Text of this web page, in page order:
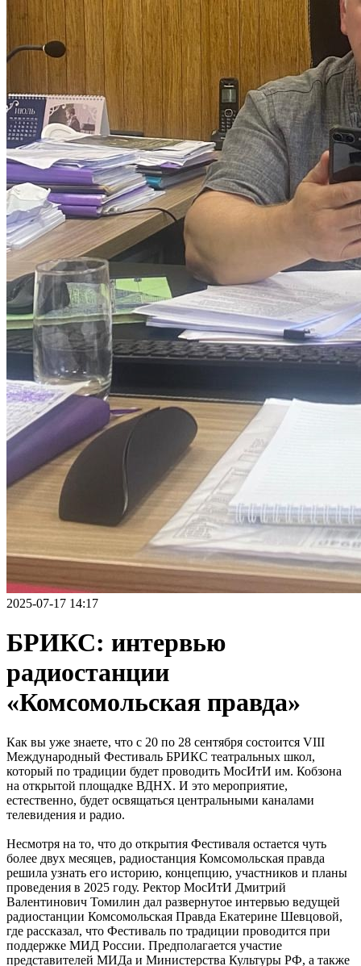
2025-07-17 14:17
БРИКС: интервью
радиостанции
«Комсомольская правда»
Как вы уже знаете, что с 20 по 28 сентября состоится VIII
Международный Фестиваль БРИКС театральных школ,
который по традиции будет проводить МосИтИ им. Кобзона
на открытой площадке ВДНХ. И это мероприятие,
естественно, будет освящаться центральными каналами
телевидения и радио.
Несмотря на то, что до открытия Фестиваля остается чуть
более двух месяцев, радиостанция Комсомольская правда
решила узнать его историю, концепцию, участников и планы
проведения в 2025 году. Ректор МосИтИ Дмитрий
Валентинович Томилин дал развернутое интервью ведущей
радиостанции Комсомольская Правда Екатерине Шевцовой,
где рассказал, что Фестиваль по традиции проводится при
поддержке МИД России. Предполагается участие
представителей МИДа и Министерства Культуры РФ, а также